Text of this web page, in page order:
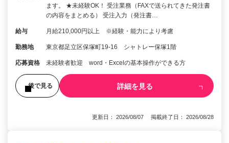
ます。 ★未経験OK！ 受注業務（FAXで送られてきた発注書
の内容をまとめる） 受注入力（発注書…
給与 月給210,000円以上 ※経験・能力により考慮
勤務地 東京都足立区保塚町19-16 シャトレー保塚1階
応募資格 未経験者歓迎 word・Excelの基本操作ができる方
後で見る 詳細を見る
更新日： 2026/08/07 掲載終了日： 2026/08/28